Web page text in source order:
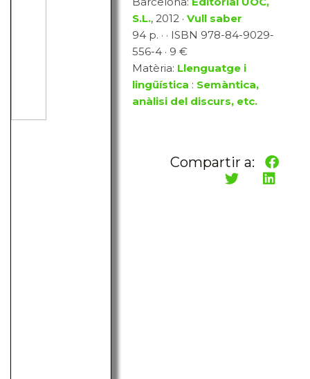
S.L., 2012 ·Vull saber
94 p. · · ISBN 978-84-9029-
556-4 · 9 €
Matèria: Llenguatge i
lingüística : Semàntica,
anàlisi del discurs, etc.
Compartir a: